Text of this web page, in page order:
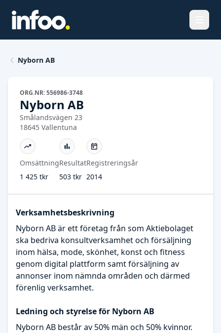
Nyborn AB
ORG.NR: 556986-3748
Nyborn AB
Smålandsvägen 23
18645 Vallentuna
Omsättning
1 425 tkr
Resultat
503 tkr
Registreringsår
2014
Verksamhetsbeskrivning
Nyborn AB är ett företag från som Aktiebolaget
ska bedriva konsultverksamhet och försäljning
inom hälsa, mode, skönhet, konst och fitness
genom digital plattform samt försäljning av
annonser inom nämnda områden och därmed
förenlig verksamhet.
Ledning och styrelse för Nyborn AB
Nyborn AB består av 50% män och 50% kvinnor.